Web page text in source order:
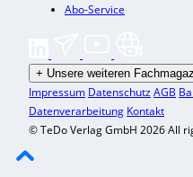
Abo-Service
+ Unsere weiteren
Impressum DatenschutzAGB
Datenverarbeitung Kontakt
© TeDo Verlag GmbH 2026 All